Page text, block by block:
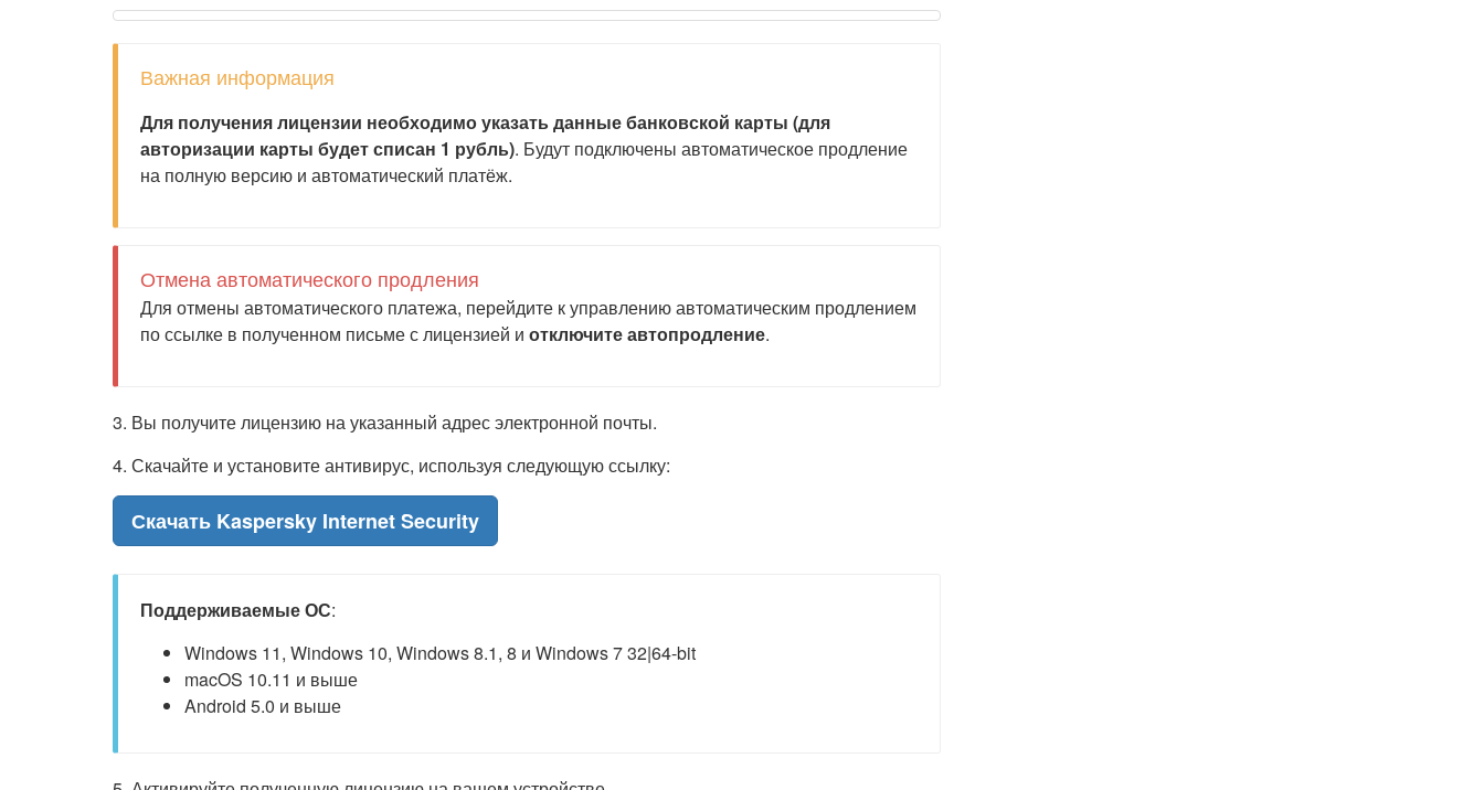
Важная информация
Для получения лицензии необходимо указать данные банковской карты (для
авторизации карты будет списан 1 рубль). Будут подключены автоматическое продление
на полную версию и автоматический платёж.
Отмена автоматического продления
Для отмены автоматического платежа, перейдите к управлению автоматическим продлением
по ссылке в полученном письме с лицензией и отключите автопродление.
3. Вы получите лицензию на указанный адрес электронной почты.
4. Скачайте и установите антивирус, используя следующую ссылку:
Скачать Kaspersky Internet Security
Поддерживаемые ОС:
Windows 11, Windows 10, Windows 8.1, 8 и Windows 7 32|64-bit
macOS 10.11 и выше
Android 5.0 и выше